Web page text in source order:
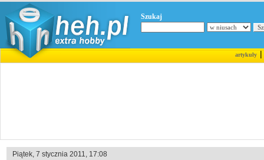
Szukaj
artykuły|
Piątek, 7 stycznia 2011, 17:08